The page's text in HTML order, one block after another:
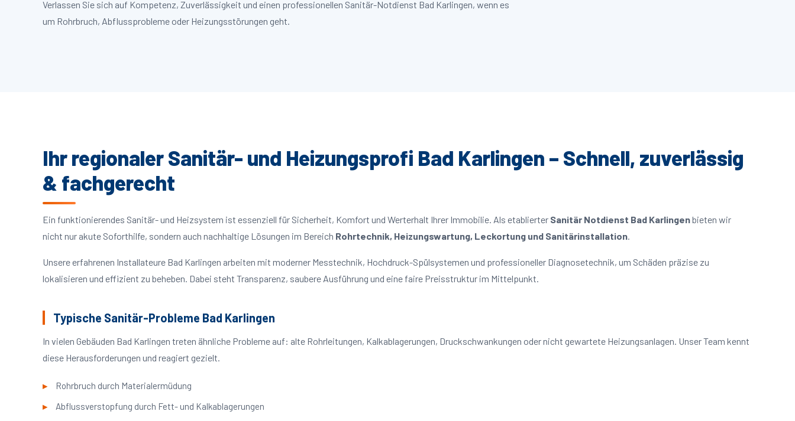
Verlassen Sie sich auf Kompetenz, Zuverlässigkeit und einen professionellen Sanitär-Notdienst Bad Karlingen, wenn es
um Rohrbruch, Abflussprobleme oder Heizungsstörungen geht.
Ihr regionaler Sanitär- und Heizungsprofi Bad Karlingen – Schnell, zuverlässig
& fachgerecht
Ein funktionierendes Sanitär- und Heizsystem ist essenziell für Sicherheit, Komfort und Werterhalt Ihrer Immobilie. Als etablierter Sanitär Notdienst Bad Karlingenbieten wir
nicht nur akute Soforthilfe, sondern auch nachhaltige Lösungen im Bereich Rohrtechnik, Heizungswartung, Leckortung und Sanitärinstallation.
Unsere erfahrenen Installateure Bad Karlingen arbeiten mit moderner Messtechnik, Hochdruck-Spülsystemen und professioneller Diagnosetechnik, um Schäden präzise zu
lokalisieren und effizient zu beheben. Dabei steht Transparenz, saubere Ausführung und eine faire Preisstruktur im Mittelpunkt.
Typische Sanitär-Probleme Bad Karlingen
In vielen Gebäuden Bad Karlingen treten ähnliche Probleme auf: alte Rohrleitungen, Kalkablagerungen, Druckschwankungen oder nicht gewartete Heizungsanlagen. Unser Team kennt
diese Herausforderungen und reagiert gezielt.
Rohrbruch durch Materialermüdung
Abflussverstopfung durch Fett- und Kalkablagerungen